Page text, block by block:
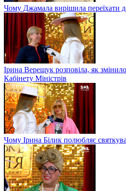
Чому Джамала вирішила переїхати
Ірина Верещук розповіла, як
Кабінету Міністрів
Чому Ірина Білик полюбляє